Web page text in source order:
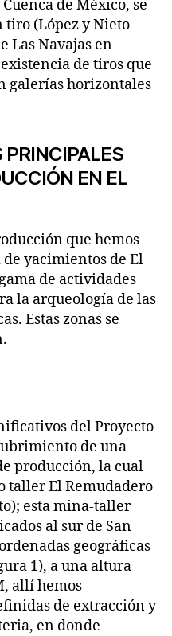
de México, se
tiro (López y Nieto
Las Navajas en
de tiros que
galerías horizontales
PRINCIPALES
EN EL
que hemos
yacimientos de El
de actividades
la arqueología de las
Estas zonas se
del Proyecto
de una
producción, la cual
taller El Remudadero
esta mina-taller
al sur de San
geográficas
1), a una altura
allí hemos
de extracción y
en donde